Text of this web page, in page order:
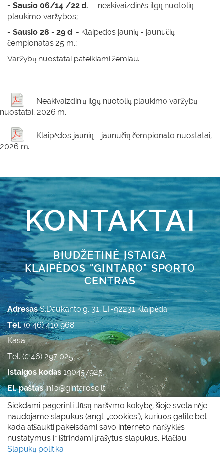
Siekdami pagerinti Jūsų naršymo kokybę, šioje svetainėje
naudojame slapukus (angl. „cookies"), kuriuos galite bet
kada atšaukti pakeisdami savo interneto naršyklės
nustatymus ir ištrindami įrašytus slapukus. Plačiau
Slapukų politika
- Sausio 06/14 /22 d. - neakivaizdinės ilgų nuotolių
plaukimo varžybos;
- Sausio 28 - 29 d. - Klaipėdos jaunių - jaunučių
čempionatas 25 m.;
Varžybų nuostatai pateikiami žemiau.
Neakivaizdinių ilgų nuotolių plaukimo varžybų
nuostatai, 2026 m.
Klaipėdos jaunių - jaunučių čempionato nuostatai,
2026 m.
KONTAKTAI
BIUDŽETINĖ ĮSTAIGA
KLAIPĖDOS "GINTARO" SPORTO
CENTRAS
AdresasS.Daukanto g. 31, LT-92231 Klaipėda
Tel.(0 46) 410 968
Kasa
Tel. (0 46) 297 025
Įstaigos kodas 190457925
El. paštasinfo@gintarosc.lt
Duomenys kaupiami ir saugomi Juridinių asmenų
registre.
Visos teisės saugomos © 2011 - 2017 |Slapukų politika